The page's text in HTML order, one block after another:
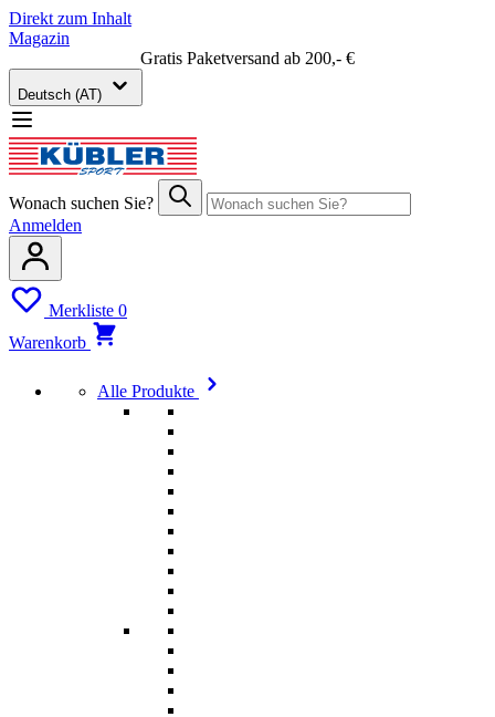
Direkt zum Inhalt
Magazin
Gratis Paketversand ab 200,- €
Deutsch (AT)
Wonach suchen Sie?
Anmelden
Merkliste 0
Warenkorb
Alle Produkte